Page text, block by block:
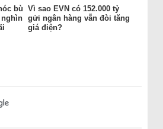
bù Vì sao EVN có 152.000 tỷ
gửi ngân hàng vẫn đòi tăng
giá điện?